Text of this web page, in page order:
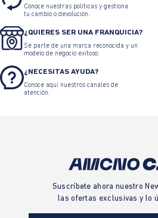
Conoce nuestras políticas y gestiona
tu cambio o devolución.
¿QUIERES SER UNA FRANQUICIA?
Sé parte de una marca reconocida y un
modelo de negocio exitoso.
¿NECESITAS AYUDA?
Conoce aquí nuestros canales de
atención.
Suscríbete ahora nuestro
las ofertas exclusivas y lo